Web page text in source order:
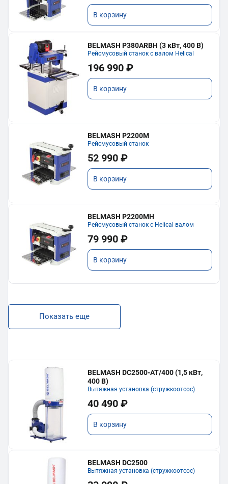
В корзину
BELMASH P380ARBH (3 кВт, 400 В)
Рейсмусовый станок с валом Helical
196 990 ₽
В корзину
BELMASH P2200M
Рейсмусовый станок
52 990 ₽
В корзину
BELMASH P2200MH
Рейсмусовый станок с Helical валом
79 990 ₽
В корзину
Показать еще
BELMASH DC2500-AT/400 (1,5 кВт,
400 В)
Вытяжная установка (стружкоотсос)
40 490 ₽
В корзину
BELMASH DC2500
Вытяжная установка (стружкоотсос)